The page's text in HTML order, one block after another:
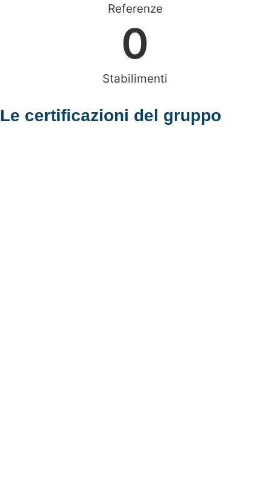
Referenze
Stabilimenti
0
Le certificazioni del gruppo